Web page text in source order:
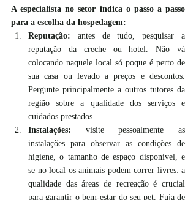
A especialista no setor indica o passo a passo
para a escolha da hospedagem:
Reputação: antes de tudo, pesquisar a
reputação da creche ou hotel. Não vá
colocando naquele local só poque é perto de
sua casa ou levado a preços e descontos.
Pergunte principalmente a outros tutores da
região sobre a qualidade dos serviços e
cuidados prestados.
Instalações: visite pessoalmente as
instalações para observar as condições de
higiene, o tamanho de espaço disponível, e
se no local os animais podem correr livres: a
qualidade das áreas de recreação é crucial
para garantir o bem-estar do seu pet. Fuja de